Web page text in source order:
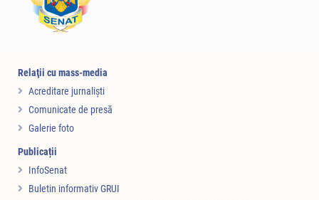
Relaţii cu mass-media
Acreditare jurnalişti
Comunicate de presă
Galerie foto
Publicații
InfoSenat
Buletin informativ GRUI